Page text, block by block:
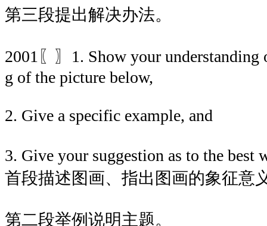
第三段提出解决办法。
2001〖〗1. Show your understanding
g of the picture below,
2. Give a specific example, and
3. Give your suggestion as to the best
首段描述图画、指出图画的象征意
第二段举例说明主题。